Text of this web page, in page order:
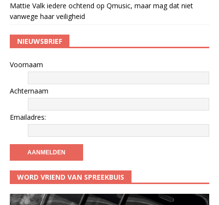
Mattie Valk iedere ochtend op Qmusic, maar mag dat niet
vanwege haar veiligheid
NIEUWSBRIEF
Voornaam
Achternaam
Emailadres:
WORD VRIEND VAN SPREEKBUIS